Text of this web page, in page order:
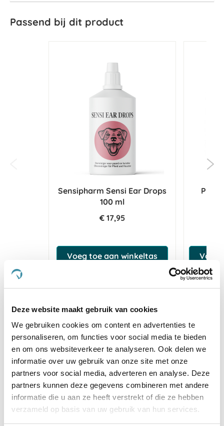
Deze website maakt gebruik van cookies
We gebruiken cookies om content en advertenties te
personaliseren, om functies voor social media te bieden
en om ons websiteverkeer te analyseren. Ook delen we
informatie over uw gebruik van onze site met onze
partners voor social media, adverteren en analyse. Deze
partners kunnen deze gegevens combineren met andere
informatie die u aan ze heeft verstrekt of die ze hebben
verzameld op basis van uw gebruik van hun services.
Passend bij dit product
Sensipharm Sensi Ear Drops
100 ml
€ 17,95
Voeg toe aan winkeltas
Puur
Voeg